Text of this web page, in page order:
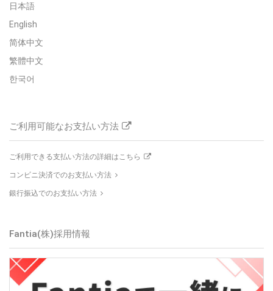
日本語
English
简体中文
繁體中文
한국어
ご利用可能なお支払い方法
ご利用できる支払い方法の詳細はこちら
コンビニ決済でのお支払い方法
銀行振込でのお支払い方法
Fantia(株)採用情報